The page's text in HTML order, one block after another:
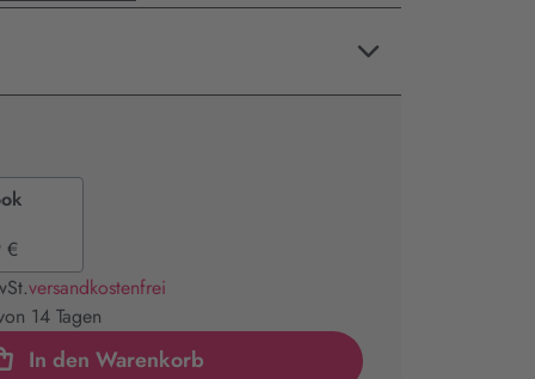
€
versandkostenfrei
14 Tagen
In den Warenkorb